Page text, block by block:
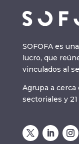
SOFOFA es
lucro, que
vinculados al
Agrupa a
sectoriales y